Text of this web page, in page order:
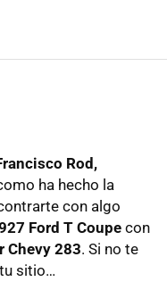
Rod,
ha hecho la
con algo
Ford T Coupe con
Chevy 283. Si no te
sitio…